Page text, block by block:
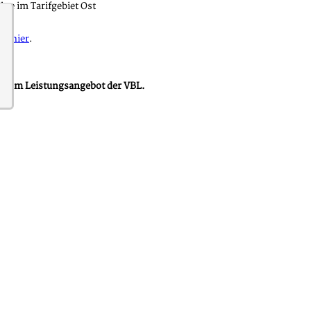
Leistungsangebot der VBL.
im Tarifgebiet Ost
hier.